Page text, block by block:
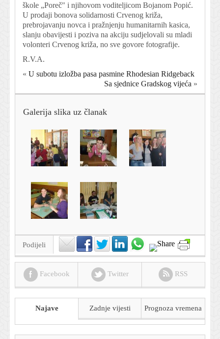
škole „Poreč" i njihovom voditeljicom Bojanom Popić.
U prodaji bonova solidarnosti Crvenog križa,
prebrojavanju novca i pražnjenju humanitarnih kasica,
slanju obavijesti i poziva na akciju sudjelovali su mladi
volonteri Crvenog križa, no sve govore fotografije.
R.V.A.
« U subotu izložba pasa pasmine Rhodesian Ridgeback
Sa sjednice Gradskog vijeća »
Galerija slika uz članak
Podijeli
Facebook Twitter RSS
Najave Zadnje vijesti Prognoza vremena